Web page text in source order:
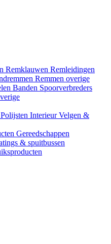
Remklauwen Remleidingen
Remmen overige
Banden Spoorverbreders
InterieurVelgen &
Gereedschappen
& spuitbussen